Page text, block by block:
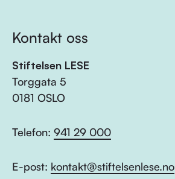
Kontakt oss
Stiftelsen LESE
Torggata 5
0181 OSLO
Telefon: 941 29 000
E-post: kontakt@stiftelsenlese.no